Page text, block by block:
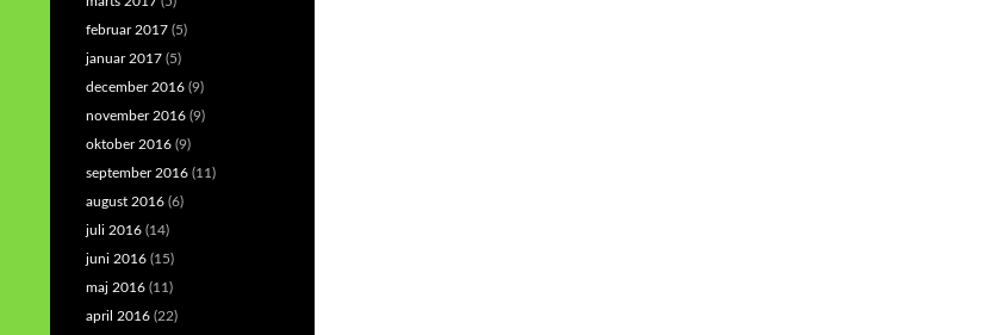
februar 2017 (5)
januar 2017 (5)
december 2016 (9)
november 2016 (9)
oktober 2016 (9)
september 2016 (11)
august 2016 (6)
juli 2016 (14)
juni 2016 (15)
maj 2016 (11)
april 2016 (22)